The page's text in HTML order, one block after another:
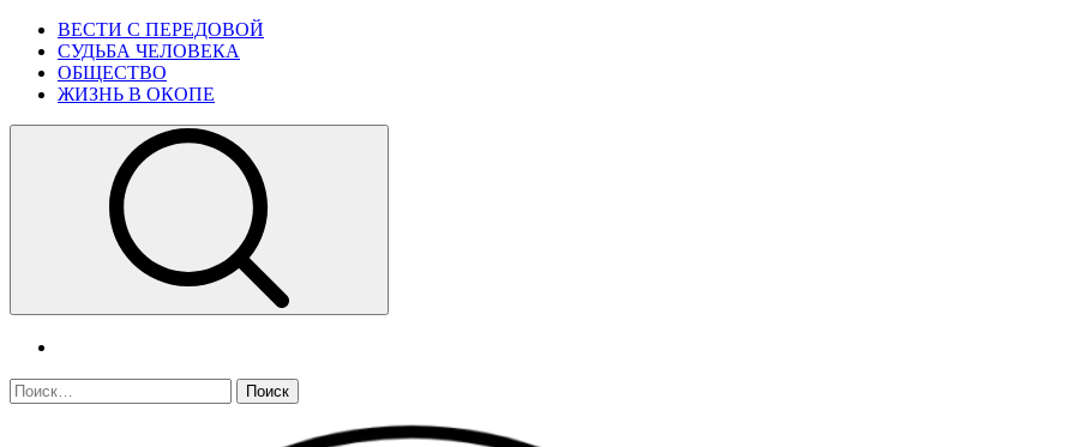
Skip
content
Primary
Menu
ВЕСТИ С ПЕРЕДОВОЙ
СУДЬБА ЧЕЛОВЕКА
ОБЩЕСТВО
ЖИЗНЬ В ОКОПЕ
Найти: